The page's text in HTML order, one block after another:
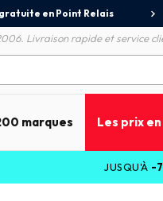
en Point Relais
Livraison rapide et service
marques Les prix
-70%SUR LES